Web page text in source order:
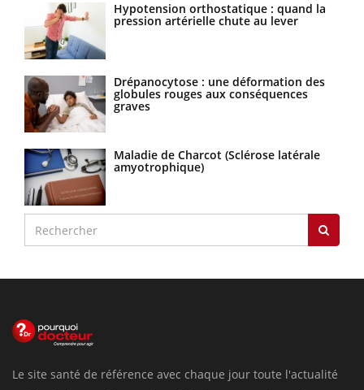
Hypotension orthostatique : quand la
pression artérielle chute au lever
Drépanocytose : une déformation des
globules rouges aux conséquences
graves
Maladie de Charcot (Sclérose latérale
amyotrophique)
Le site santé de référence avec chaque jour toute l'actualité